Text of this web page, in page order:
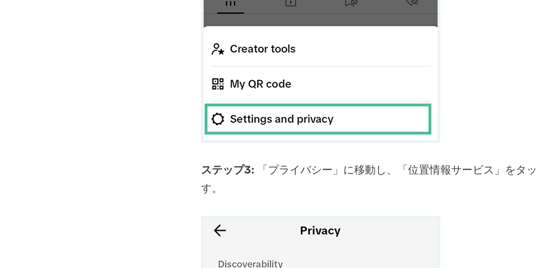
ステップ3: 「プライバシー」に移動し、「位置情報サービス」をタ
す。